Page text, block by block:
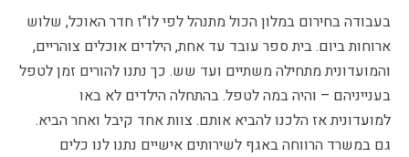
בעבודה בחירום במלון הכול מתנהל לפי לו"ז חדר האוכל, שלוש
ארוחות ביום. בית ספר עובד עד אחת, הילדים אוכלים צוהריים,
והמועדונית מתחילה משתיים ועד שש. כך נתנו להורים זמן לטפל
בענייניהם – והיה במה לטפל. בהתחלה הילדים לא באו
למועדונית אז הלכנו להביא אותם. צוות אחד קיבל ואחר הביא.
גם במשרד הרווחה באגף לשירותים אישיים נתנו לנו כלים